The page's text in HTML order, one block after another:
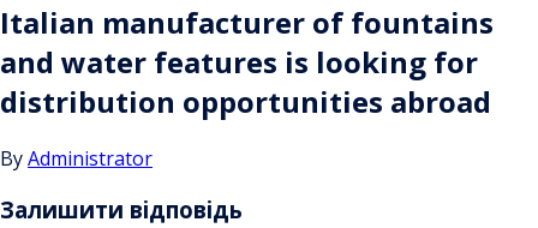
Italian manufacturer of fountains
and water features is looking for
distribution opportunities abroad
ByAdministrator
Залишити відповідь